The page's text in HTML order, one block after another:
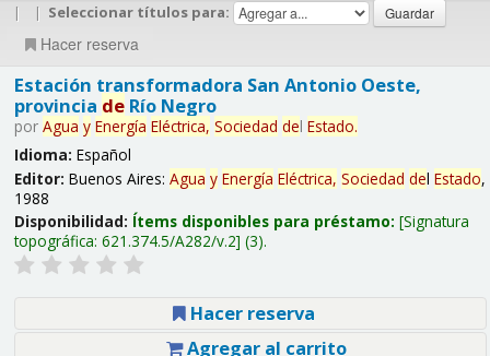
| | Seleccionar títulos para:
Hacer reserva
Estación transformadora San Antonio Oeste,
provincia deRío Negro
por Agua y Energía Eléctrica, Sociedad del Estado.
Idioma: Español
Editor: Buenos Aires: Agua y Energía Eléctrica, Sociedad del Estado,
1988
Disponibilidad: Ítems disponibles para préstamo: Signatura
topográfica: 621.374.5/A282/v.2 (3).
Hacer reserva
Agregar al carrito